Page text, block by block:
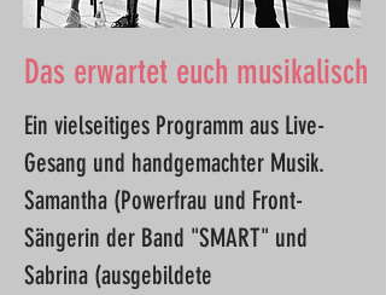
Das erwartet euch musikalisch
Ein vielseitiges Programm aus Live-
Gesang und handgemachter Musik.
Samantha (Powerfrau und Front-
Sängerin der Band "SMART" und
Sabrina (ausgebildete